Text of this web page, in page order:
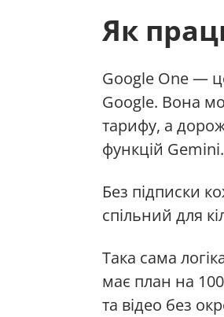
Як
Google One —
Google. Вона
тарифу, а
функцій Gemini.
Без підписки
спільний для
Така сама
має план на
та відео без